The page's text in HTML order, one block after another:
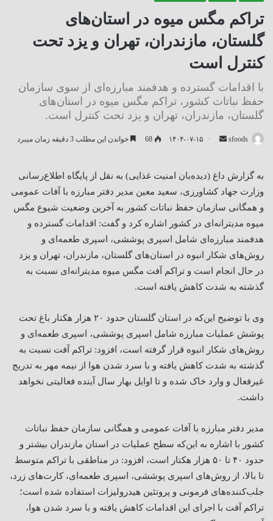
تراکم مگس میوه در استان‌های
گلستان، مازندران، تهران و یزد تحت
کنترل است
با اقدامات گسترده و هدفمند مبارزه‌ای از سوی سازمان
حفظ نباتات کشور، تراکم مگس میوه در استان‌های
گلستان، مازندران، تهران و یزد تحت کنترل است.
sfoods
ارسال۱۴۰۴-۰۷-۱۵ 68 خواندن این مطلب 3 دقیقه زمان میبرد
به گزارش داغ (دیده‌بان امنیت غذایی) به نقل از پایگاه اطلاع‌رسانی
وزارت جهاد کشاورزی، سعید معین مدیر دفتر مبارزه با آفات عمومی
و همگانی سازمان حفظ نباتات کشور به آخرین وضعیت شیوع مگس
میوه مدیترانه‌ای در کشور اشاره کرد و گفت: اقدامات گسترده و
هدفمند مبارزه‌ای شامل اسپری پوششی، اسپری طعمه‌ای و
روش‌های شکار انبوه در استان‌های گلستان، مازندران، تهران و یزد
در حال انجام است و تراکم آفت مگس میوه مدیترانه‌ای نسبت به
گذشته به شدت کاهش یافته است.
وی با توضیح این‌که در استان گلستان حدود ۲۰ هزار هکتار باغ تحت
پوشش عملیات مبارزه شامل اسپری پوششی، اسپری طعمه‌ای و
روش‌های شکار انبوه قرار گرفته است، افزود: تراکم آفت نسبت به
گذشته به شدت کاهش یافته و با سرد شدن هوا از نیمه مهر به تدریج
غیرفعال و وارد خاک شده و تا اوایل بهار سال آینده فعالیتی نخواهد
داشت.
مدیر دفتر مبارزه با آفات عمومی و همگانی سازمان حفظ نباتات
کشور با اشاره به این‌که سطح عملیات در استان مازندران بیشتر و
حدود ۴۰ تا ۵۰ هزار هکتار است، افزود: در مناطقی با تراکم متوسط
تا بالا، از روش‌های اسپری پوششی، اسپری طعمه‌ای، کارت‌های زرد،
جلب‌کننده‌های فرمونی و پروتئین هیدرولیزات استفاده شده است؛
تراکم آفت با اجرای این اقدامات کاهش یافته و با سرد شدن هوا،